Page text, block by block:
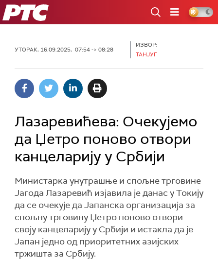
РТС
УТОРАК, 16.09.2025, 07:54 -> 08:28
ИЗВОР:
ТАНЈУГ
Лазаревићева: Очекујемо
да Џетро поново отвори
канцеларију у Србији
Министарка унутрашње и спољне трговине
Јагода Лазаревић изјавила је данас у Токију
да се очекује да Јапанска организација за
спољну трговину Џетро поново отвори
своју канцеларију у Србији и истакла да је
Јапан једно од приоритетних азијских
тржишта за Србију.